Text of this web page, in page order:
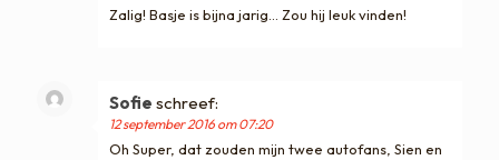
Zalig! Basje is bijna jarig… Zou hij leuk vinden!
Sofie schreef:
12 september 2016 om 07:20
Oh Super, dat zouden mijn twee autofans, Sien en